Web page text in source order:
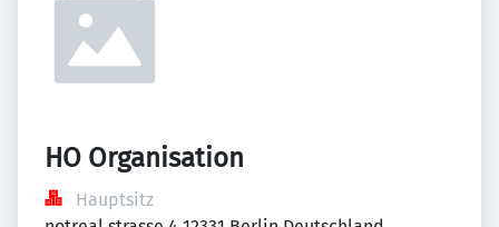
HO Organisation
Hauptsitz